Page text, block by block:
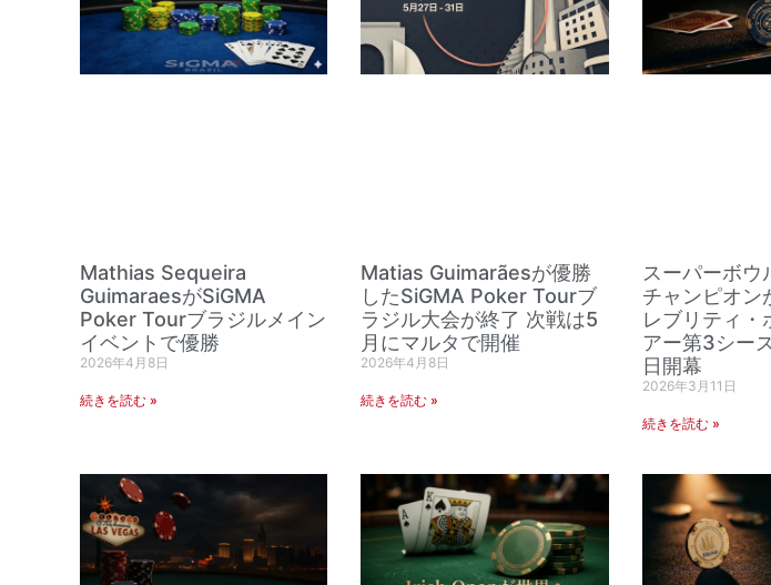
Mathias Sequeira
GuimaraesがSiGMA
Poker Tourブラジルメイン
イベントで優勝
2026年4月8日
続きを読む »
Matias Guimarãesが優勝
したSiGMA Poker Tourブ
ラジル大会が終了 次戦は5
月にマルタで開催
2026年4月8日
続きを読む »
スーパーボウ
チャンピオ
レブリティ・
アー第3シー
日開幕
2026年3月11日
続きを読む »